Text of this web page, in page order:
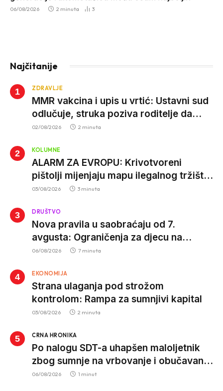
06/08/2026 2 minuta 3
Najčitanije
ZDRAVLJE
MMR vakcina i upis u vrtić: Ustavni sud
odlučuje, struka poziva roditelje da
vjeruju nauci
02/08/2026 2 minuta
KOLUMNE
ALARM ZA EVROPU: Krivotvoreni
pištolji mijenjaju mapu ilegalnog tržišta,
istrage ukazuju na proizvodnju van EU
03/08/2026 3 minuta
DRUŠTVO
Nova pravila u saobraćaju od 7.
avgusta: Ograničenja za djecu na
trotinetima i mlade vozače, veće kazne
06/08/2026 7 minuta
EKONOMIJA
Strana ulaganja pod strožom
kontrolom: Rampa za sumnjivi kapital
03/08/2026 2 minuta
CRNA HRONIKA
Po nalogu SDT-a uhapšen maloljetnik
zbog sumnje na vrbovanje i obučavanje
za izvršenje terorističkih djela
06/08/2026 1 minut